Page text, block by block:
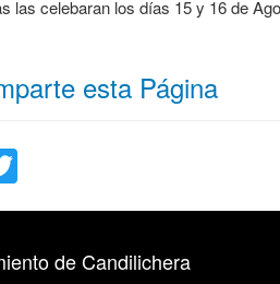
las celebaran los días 15 y 16 de
esta Página
de Candilichera